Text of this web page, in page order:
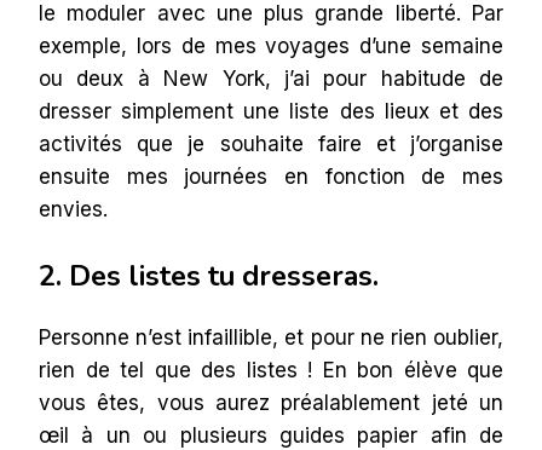
le moduler avec une plus grande liberté. Par
exemple, lors de mes voyages d’une semaine
ou deux à New York, j’ai pour habitude de
dresser simplement une liste des lieux et des
activités que je souhaite faire et j’organise
ensuite mes journées en fonction de mes
envies.
2. Des listes tu dresseras.
Personne n’est infaillible, et pour ne rien oublier,
rien de tel que des listes ! En bon élève que
vous êtes, vous aurez préalablement jeté un
œil à un ou plusieurs guides papier afin de